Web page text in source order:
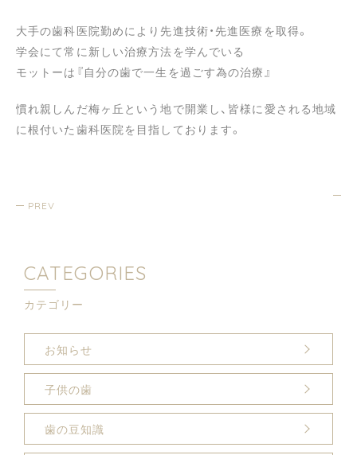
大手の歯科医院勤めにより先進技術・先進医療を取得。
学会にて常に新しい治療方法を学んでいる
モットーは『自分の歯で一生を過ごす為の治療』
慣れ親しんだ梅ヶ丘という地で開業し、皆様に愛される地域
に根付いた歯科医院を目指しております。
PREV
CATEGORIES
カテゴリー
お知らせ
子供の歯
歯の豆知識